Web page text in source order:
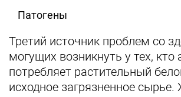
Патогены
Третий источник проблем со
могущих возникнуть у тех, кто
потребляет растительный
исходное загрязненное сырье.